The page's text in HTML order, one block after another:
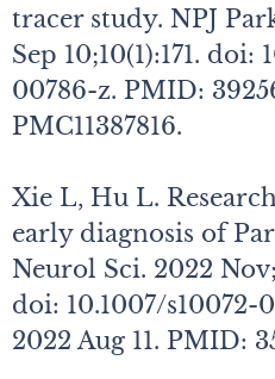
tracer study. NPJ
Sep 10;10(1):171. doi:
00786-z. PMID:
PMC11387816.
Xie L, Hu L.
early diagnosis of
Neurol Sci. 2022
doi: 10.1007/s10072-
2022 Aug 11. PMID: